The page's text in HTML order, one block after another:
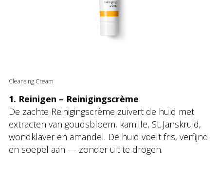
Cleansing Cream
1. Reinigen – Reinigingscrème
De zachte Reinigingscrème zuivert de huid met
extracten van goudsbloem, kamille, St. Janskruid,
wondklaver en amandel. De huid voelt fris, verfijnd
en soepel aan — zonder uit te drogen.